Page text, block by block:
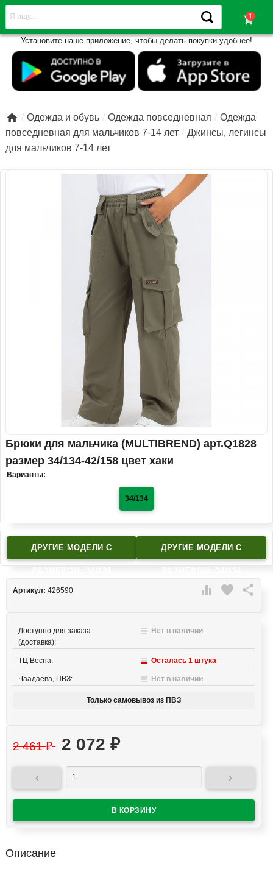
shopping_cart
Установите наше приложение, чтобы делать покупки удобнее!
 Одежда и обувь Одежда повседневная
Одежда
повседневная для мальчиков 7-14 лет
Джинсы, легинсы
для мальчиков 7-14 лет
Брюки для мальчика (MULTIBREND) арт.Q1828
размер 34/134-42/158 цвет хаки
Варианты:
34/134
ДРУГИЕ МОДЕЛИ C ДРУГИЕ МОДЕЛИ C
 favorite 
Артикул: 426590
Доступно для заказа
(доставка):
Нет в наличии
ТЦ Весна: Осталась 1 штука
Чаадаева, ПВЗ: Нет в наличии
Только самовывоз из ПВЗ
2 461₽ 2 072 ₽
 
Описание